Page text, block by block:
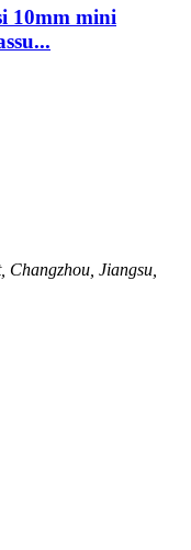
10mm mini
Changzhou, Jiangsu,